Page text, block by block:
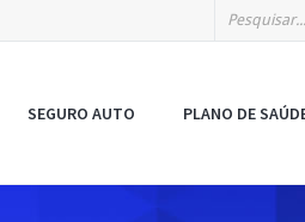
SEGURO AUTO PLANO DE